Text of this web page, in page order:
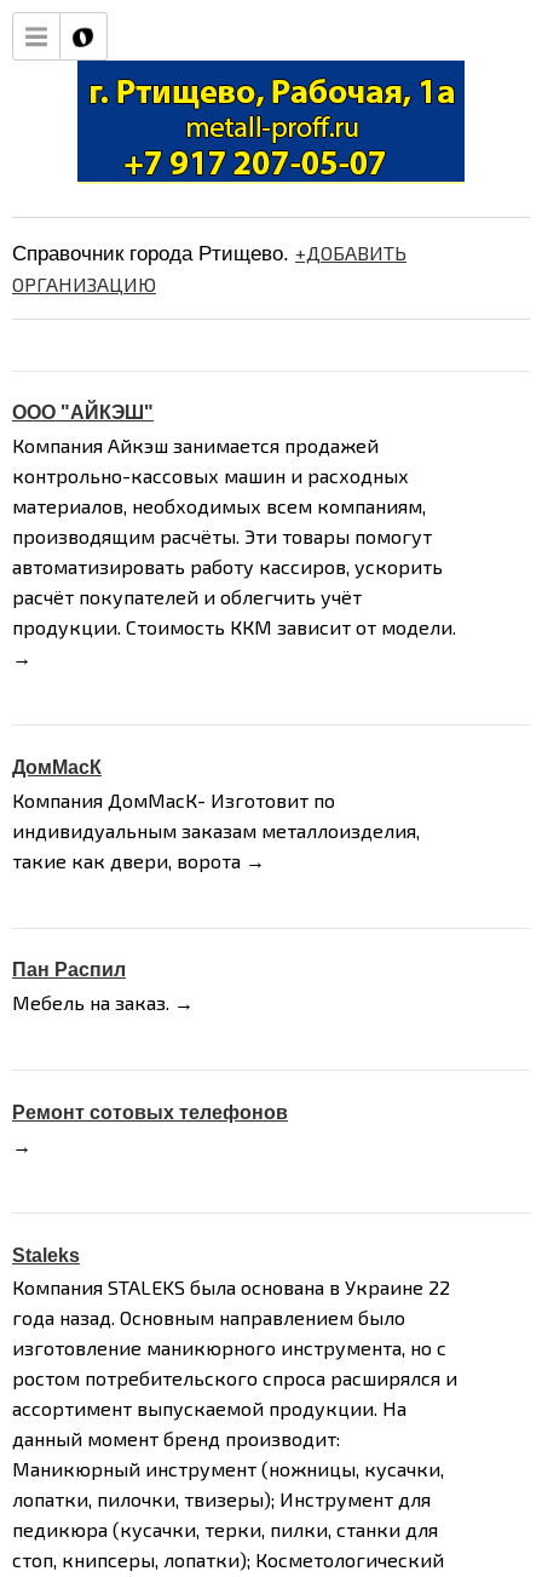
Справочник города Ртищево. +ДОБАВИТЬ
ОРГАНИЗАЦИЮ
ООО "АЙКЭШ"
Компания Айкэш занимается продажей
контрольно-кассовых машин и расходных
материалов, необходимых всем компаниям,
производящим расчёты. Эти товары помогут
автоматизировать работу кассиров, ускорить
расчёт покупателей и облегчить учёт
продукции. Стоимость ККМ зависит от модели.
→
ДомМасК
Компания ДомМасК- Изготовит по
индивидуальным заказам металлоизделия,
такие как двери, ворота →
Пан Распил
Мебель на заказ. →
Ремонт сотовых телефонов
→
Staleks
Компания STALEKS была основана в Украине 22
года назад. Основным направлением было
изготовление маникюрного инструмента, но с
ростом потребительского спроса расширялся и
ассортимент выпускаемой продукции. На
данный момент бренд производит:
Маникюрный инструмент (ножницы, кусачки,
лопатки, пилочки, твизеры); Инструмент для
педикюра (кусачки, терки, пилки, станки для
стоп, книпсеры, лопатки); Косметологический